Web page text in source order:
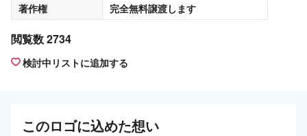
著作権
完全無料譲渡します
閲覧数 2734
検討中リストに追加する
このロゴに込めた想い